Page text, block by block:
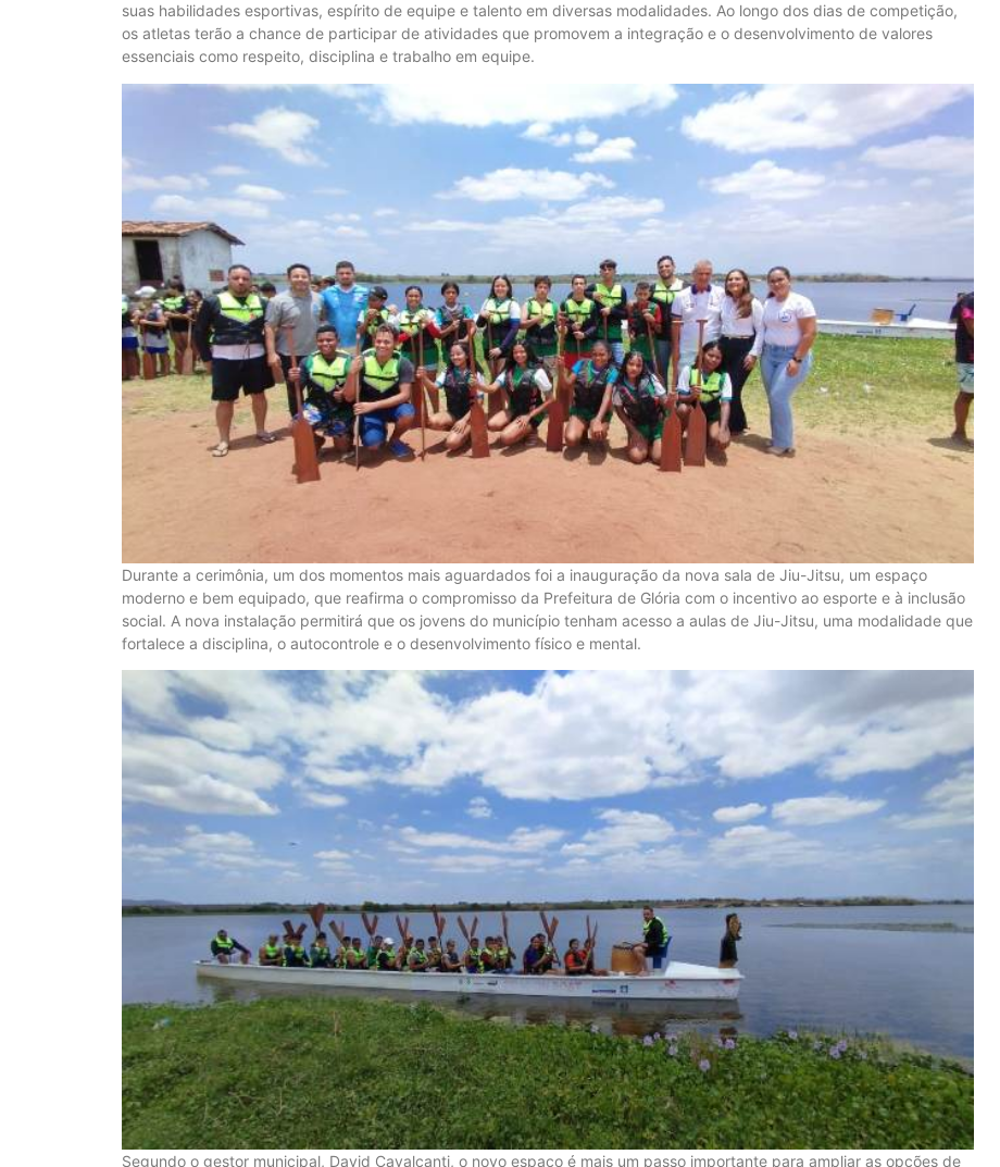
suas habilidades esportivas, espírito de equipe e talento em diversas modalidades. Ao longo dos dias de competição,
os atletas terão a chance de participar de atividades que promovem a integração e o desenvolvimento de valores
essenciais como respeito, disciplina e trabalho em equipe.
Durante a cerimônia, um dos momentos mais aguardados foi a inauguração da nova sala de Jiu-Jitsu, um espaço
moderno e bem equipado, que reafirma o compromisso da Prefeitura de Glória com o incentivo ao esporte e à inclusão
social. A nova instalação permitirá que os jovens do município tenham acesso a aulas de Jiu-Jitsu, uma modalidade que
fortalece a disciplina, o autocontrole e o desenvolvimento físico e mental.
Segundo o gestor municipal, David Cavalcanti, o novo espaço é mais um passo importante para ampliar as opções de